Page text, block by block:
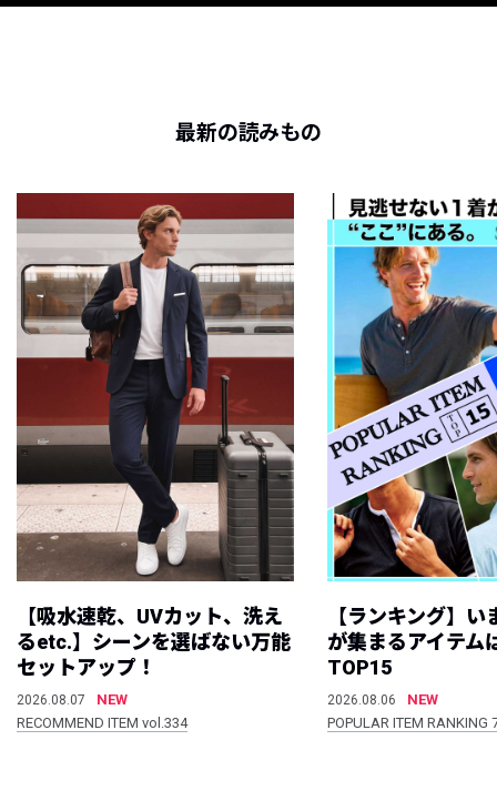
最新の読みもの
【吸水速乾、UVカット、洗え
るetc.】シーンを選ばない万能
セットアップ！
2026.08.07
NEW
RECOMMEND ITEM vol.334
【ランキング】
が集まるアイテム
TOP15
2026.08.06
NEW
POPULAR ITEM